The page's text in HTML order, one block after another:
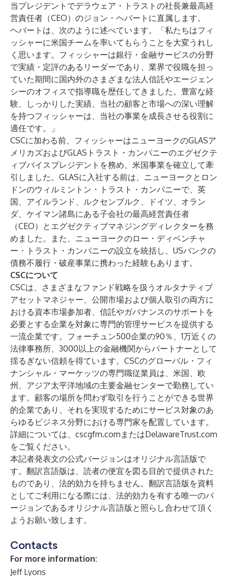
当プレジデントでデラウェア・トラストの社長兼最高経
営責任者（CEO）のジョン・ヘバートに直属します。
ヘバートは、次のように述べています。「私たちはフィ
ッシャーに米国チームを率いてもらうことを大変うれし
く思います。フィッシャーは銀行・金融サービスの分野
で実績・定評のあるリーダーであり、業界で役職を担っ
ていた期間に国内外のさまざまな法人信託やエージェン
シーのオフィスで指導職を歴任してきました。豊富な経
験、しっかりした実績、当社の顧客と市場への深い理解
を持つフィッシャーは、当社の事業を成長させる役割に
適任です。」
CSCに加わる前、フィッシャーはニューヨークのGLASア
メリカズおよびGLASトラスト・カンパニーのエグゼクテ
ィブバイスプレジデントを務め、米国事業を確立して牽
引しました。GLASに入社する前は、ニューヨークとロン
ドンのウィルミントン・トラスト・カンパニーで、英
国、アイルランド、ルクセンブルク、ドイツ、オラン
ダ、ケイマン諸島にある子会社の最高経営責任者
（CEO）とエグゼクティブマネジングディレクターを務
めました。また、ニューヨークのロー・ディベンチャ
ー・トラスト・カンパニーの設立を統括し、USバンクの
債務不履行・破産事業に携わった経験もあります。
CSCについて
CSCは、さまざまなファンド戦略を扱うオルタナティブ
アセットマネジャー、公開市場および個人取引の両方に
おける資本市場参加者、信託やガバナンスのサポートを
必要とする企業を対象に専門的管理サービスを提供する
一流企業です。フォーチュン500企業の90％、1万近くの
法律事務所、3000以上の金融機関からパートナーとして
揺るぎない信頼を得ています。CSCのグローバル・フィ
ナンシャル・マーケッツの専門職従業員は、米国、欧
州、アジア太平洋地域の主要金融センターで勤務してい
ます。顧客の場所を問わず取引を行うことができる世界
的企業であり、それを実現するためにサービス対象のあ
らゆるビジネス分野における専門家を配置しています。
詳細については、 cscgfm.com またはDelawareTrust.com
をご覧ください。
本記者発表文の公式バージョンはオリジナル言語版で
す。翻訳言語版は、読者の便宜を図る目的で提供された
ものであり、法的効力を持ちません。翻訳言語版を資料
としてご利用になる際には、法的効力を有する唯一のバ
ージョンであるオリジナル言語版と照らし合わせて頂く
ようお願い致します。
Contacts
For more information:
Jeff Lyons